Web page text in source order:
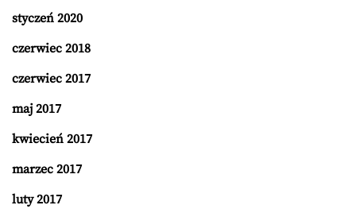
styczeń 2020
czerwiec 2018
czerwiec 2017
maj 2017
kwiecień 2017
marzec 2017
luty 2017